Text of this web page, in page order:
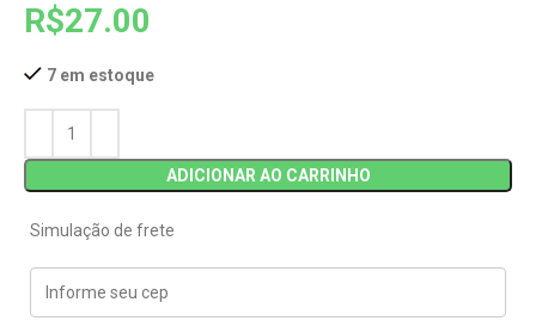
R$27.00
7 em estoque
ADICIONAR AO CARRINHO
Simulação de frete